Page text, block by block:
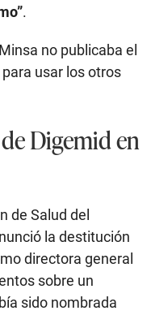
.
no publicaba el
usar los otros
Digemid en
de Salud del
la destitución
directora general
sobre un
sido nombrada